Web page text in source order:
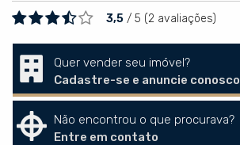
3,5 / 5 (2 avaliações)
Quer vender seu imóvel?
Cadastre-se e anuncie conosco
Não encontrou o que procurava?
Entre em contato